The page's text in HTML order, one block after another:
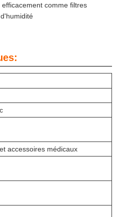
comme filtres
accessoires médicaux